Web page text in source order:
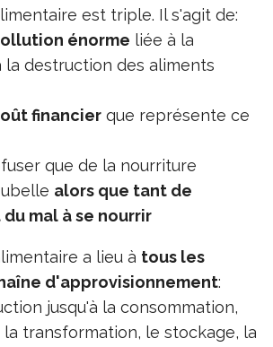
est triple. Il s'agit de:
énorme liée à la
destruction des aliments
financier que représente ce
que de la nourriture
alors que tant de
mal à se nourrir
a lieu à tous les
d'approvisionnement:
jusqu'à la consommation,
transformation, le stockage, la